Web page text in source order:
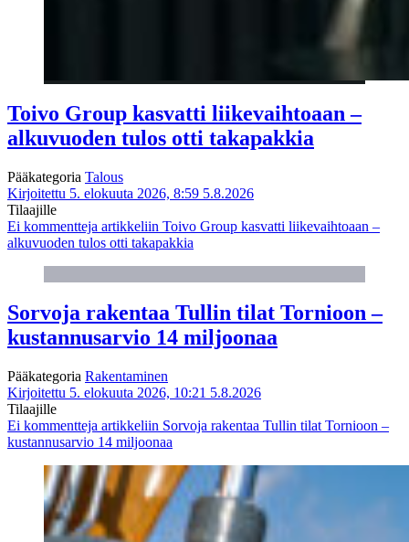
Toivo Group kasvatti liikevaihtoaan –
alkuvuoden tulos otti takapakkia
Pääkategoria Talous
Kirjoitettu 5. elokuuta 2026, 8:59 5.8.2026
Tilaajille
Ei kommentteja artikkeliin Toivo Group kasvatti liikevaihtoaan –
alkuvuoden tulos otti takapakkia
Sorvoja rakentaa Tullin tilat Tornioon –
kustannusarvio 14 miljoonaa
Pääkategoria Rakentaminen
Kirjoitettu 5. elokuuta 2026, 10:21 5.8.2026
Tilaajille
Ei kommentteja artikkeliin Sorvoja rakentaa Tullin tilat Tornioon –
kustannusarvio 14 miljoonaa